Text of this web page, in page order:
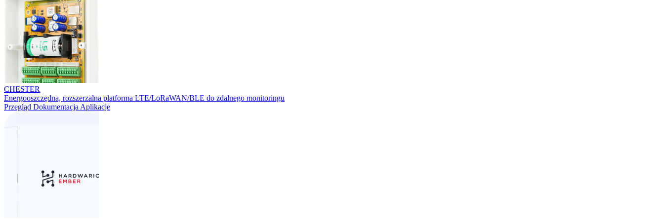
CHESTER
Energooszczędna, rozszerzalna platforma LTE/LoRaWAN/BLE do zdalnego monitoringu
Przegląd Dokumentacja Aplikacje